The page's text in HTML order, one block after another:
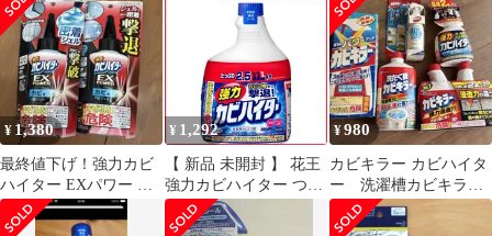
¥ 1,380
最終値下げ！強力カビ
ハイター EXパワー カ
ビ用ジェル 2個セット
¥ 1,292
【 新品 未開封 】 花王
強力カビハイター つけ
かえ用 特大 1000mL 未
使用 送料無料
¥980
カビキラー カビハイタ
ー 洗濯槽カビキラー
セット